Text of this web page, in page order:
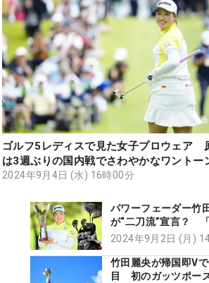
ゴルフ5レディスで見た女子プロウェア
は3週ぶりの国内戦でさわやかなワントー
デ！【編集部ファッションチェック】
2024年9月4日 (水) 16時00分
パワーフェーダー竹
が“二刀流”宣言？
も打てるように」【
2024年9月2日 (月)
竹田麗央が帰国即V
目 初のガッツポー